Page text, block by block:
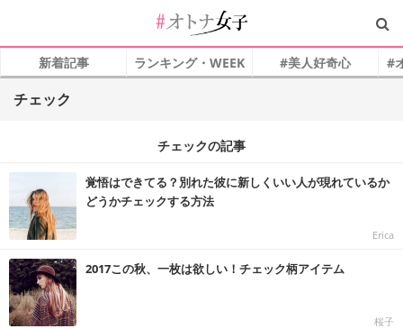
新着記事 ランキング・WEEK #美人好奇心 #
チェック
チェックの記事
覚悟はできてる？別れた彼に新しくいい人が現れているか
どうかチェックする方法
Erica
2017この秋、一枚は欲しい！チェック柄アイテム
桜子